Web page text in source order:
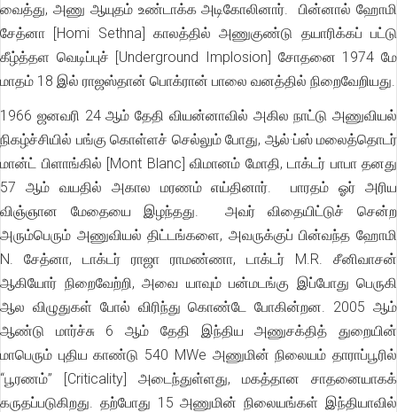
வைத்து, அணு ஆயுதம் உண்டாக்க அடிகோலினார். பின்னால் ஹோமி
சேத்னா [Homi Sethna] காலத்தில் அணுகுண்டு தயாரிக்கப் பட்டு
கீழ்த்தள வெடிப்புச் [Underground Implosion] சோதனை 1974 மே
மாதம் 18 இல் ராஜஸ்தான் பொக்ரான் பாலை வனத்தில் நிறைவேறியது.
1966 ஜனவரி 24 ஆம் தேதி வியன்னாவில் அகில நாட்டு அணுவியல்
நிகழ்ச்சியில் பங்கு கொள்ளச் செல்லும் போது, ஆல்·ப்ஸ் மலைத்தொடர்
மான்ட் பிளாங்கில் [Mont Blanc] விமானம் மோதி, டாக்டர் பாபா தனது
57 ஆம் வயதில் அகால மரணம் எய்தினார். பாரதம் ஓர் அரிய
விஞ்ஞான மேதையை இழந்தது. அவர் விதையிட்டுச் சென்ற
அரும்பெரும் அணுவியல் திட்டங்களை, அவருக்குப் பின்வந்த ஹோமி
N. சேத்னா, டாக்டர் ராஜா ராமண்ணா, டாக்டர் M.R. சீனிவாசன்
ஆகியோர் நிறைவேற்றி, அவை யாவும் பன்மடங்கு இப்போது பெருகி
ஆல விழுதுகள் போல் விரிந்து கொண்டே போகின்றன. 2005 ஆம்
ஆண்டு மார்ச்சு 6 ஆம் தேதி இந்திய அணுசக்தித் துறையின்
மாபெரும் புதிய காண்டு 540 MWe அணுமின் நிலையம் தாராப்பூரில்
“பூரணம்” [Criticality] அடைந்துள்ளது, மகத்தான சாதனையாகக்
கருதப்படுகிறது. தற்போது 15 அணுமின் நிலையங்கள் இந்தியாவில்